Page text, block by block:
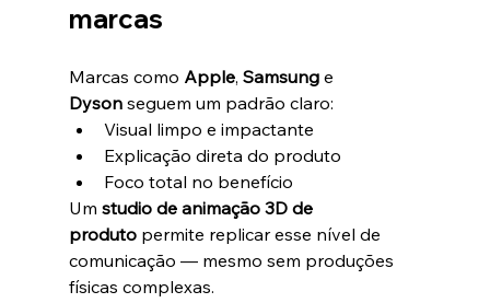
marcas
Marcas como Apple, Samsung e
Dyson seguem um padrão claro:
Visual limpo e impactante
Explicação direta do produto
Foco total no benefício
Um studio de animação 3D de
produto permite replicar esse nível de
comunicação — mesmo sem produções
físicas complexas.